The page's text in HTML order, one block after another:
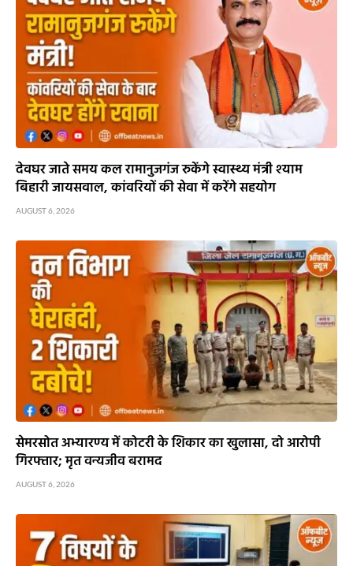
देवघर जाते समय कल रामानुजगंज रुकेंगे स्वास्थ्य मंत्री श्याम
बिहारी जायसवाल, कांवरियों की सेवा में करेंगे सहयोग
AUGUST 6, 2026
सेमरसोत अभ्यारण्य में कोटरी के शिकार का खुलासा, दो आरोपी
गिरफ्तार; मृत वन्यजीव बरामद
AUGUST 6, 2026